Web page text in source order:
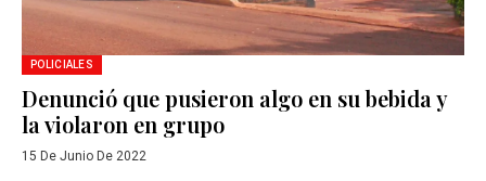
POLICIALES
Denunció que pusieron algo en su bebida y
la violaron en grupo
15 De Junio De 2022